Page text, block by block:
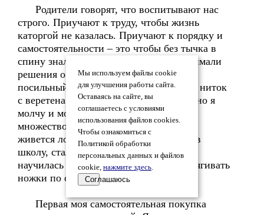
Родители говорят, что воспитывают нас
строго. Приучают к труду, чтобы жизнь
каторгой не казалась. Приучают к порядку и
самостоятельности – это чтобы без тычка в
спину знали, что нам надо, сами принимали
решения о своей будущей жизни. Мой
посильный труд пока – перематывание ниток
с веретена в клубок. Очень надоедает, но я
молчу и мотаю, иначе услышу от мамы
множество примеров того, как тяжело
живется лодырям. Как только я пошла в
школу, стали выдавать деньги: «Чтобы
научилась руководить деньгами и протягивать
ножки по одежке».
Первая моя самостоятельная покупка
Мы используем файлы cookie
для улучшения работы сайта.
Оставаясь на сайте, вы
соглашаетесь с условиями
использования файлов cookies.
Чтобы ознакомиться с
Политикой обработки
персональных данных и файлов
cookie, нажмите здесь.
Соглашаюсь